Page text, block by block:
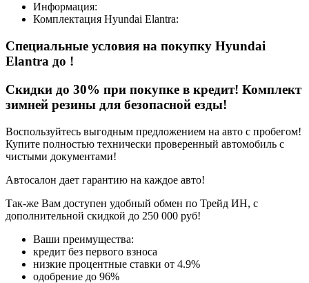
Информация:
Комплектация Hyundai Elantra:
Специальные условия на покупку Hyundai
Elantra до !
Скидки до 30% при покупке в кредит! Комплект
зимней резины для безопасной езды!
Воспользуйтесь выгодным предложением на авто с пробегом!
Купите полностью технически проверенный автомобиль с
чистыми документами!
Автосалон дает гарантию на каждое авто!
Так-же Вам доступен удобный обмен по Трейд ИН, с
дополнительной скидкой до 250 000 руб!
Ваши преимущества:
кредит без первого взноса
низкие процентные ставки от 4.9%
одобрение до 96%